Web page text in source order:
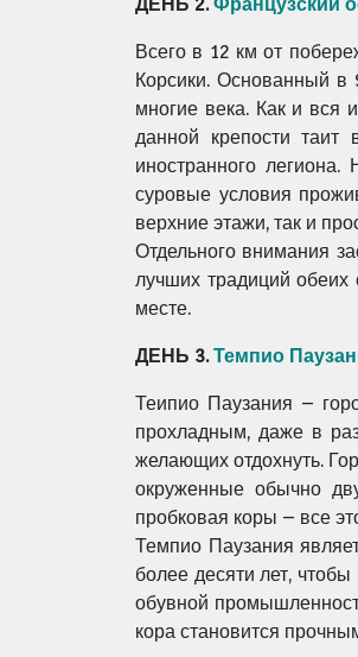
Всего в 12 км от
Корсики. Основанный в
многие века. Как и вся
данной крепости таит
иностранного
суровые условия
верхние этажи, так и
Отдельного внимания
лучших традиций
месте.
ДЕНЬ 3.Темпио
Теипио Паузания –
прохладным, даже в
желающих отдохнуть.
окруженные обычно
пробковая коры – все
Темпио Паузания
более десяти лет,
обувной
кора становится